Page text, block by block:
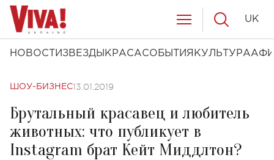
НОВОСТИ ЗВЕЗДЫ КРАСАСОБЫТИЯ КУЛЬТУРА
UK
ШОУ-БИЗНЕС13.01.2019
Брутальный красавец и любитель
животных: что публикует в
Instagram брат Кейт Миддлтон?